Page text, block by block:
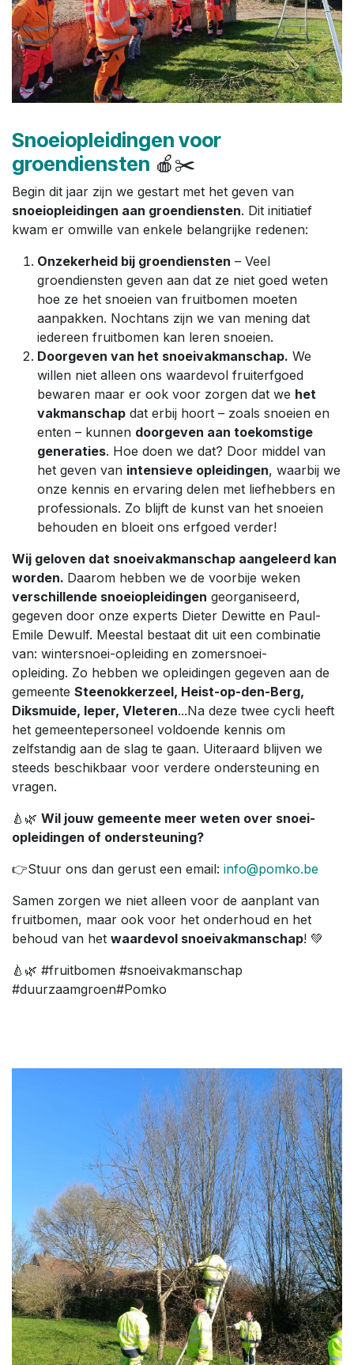
Snoeiopleidingen voor
groendiensten 🍎✂️
Begin dit jaar zijn we gestart met het geven van
snoeiopleidingen aan groendiensten. Dit initiatief
kwam er omwille van enkele belangrijke redenen:
Onzekerheid bij groendiensten – Veel
groendiensten geven aan dat ze niet goed weten
hoe ze het snoeien van fruitbomen moeten
aanpakken. Nochtans zijn we van mening dat
iedereen fruitbomen kan leren snoeien.
Doorgeven van het snoeivakmanschap. We
willen niet alleen ons waardevol fruiterfgoed
bewaren maar er ook voor zorgen dat we het
vakmanschap dat erbij hoort – zoals snoeien en
enten – kunnen doorgeven aan toekomstige
generaties. Hoe doen we dat? Door middel van
het geven van intensieve opleidingen, waarbij we
onze kennis en ervaring delen met liefhebbers en
professionals. Zo blijft de kunst van het snoeien
behouden en bloeit ons erfgoed verder!
Wij geloven dat snoeivakmanschap aangeleerd kan
worden. Daarom hebben we de voorbije weken
verschillende snoeiopleidingen georganiseerd,
gegeven door onze experts Dieter Dewitte en Paul-
Emile Dewulf. Meestal bestaat dit uit een combinatie
van: wintersnoei-opleiding en zomersnoei-
opleiding. Zo hebben we opleidingen gegeven aan de
gemeente Steenokkerzeel, Heist-op-den-Berg,
Diksmuide, Ieper, Vleteren...Na deze twee cycli heeft
het gemeentepersoneel voldoende kennis om
zelfstandig aan de slag te gaan. Uiteraard blijven we
steeds beschikbaar voor verdere ondersteuning en
vragen.
🍐🌿 Wil jouw gemeente meer weten over snoei-
opleidingen of ondersteuning?
👉Stuur ons dan gerust een email: info@pomko.be
Samen zorgen we niet alleen voor de aanplant van
fruitbomen, maar ook voor het onderhoud en het
behoud van het waardevol snoeivakmanschap! 💚
🍐🌿 #fruitbomen #snoeivakmanschap
#duurzaamgroen#Pomko